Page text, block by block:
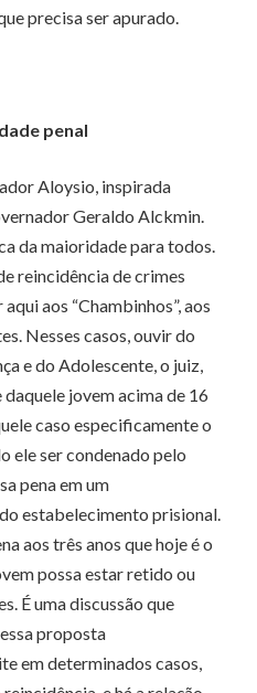
precisa ser apurado.
penal
Aloysio, inspirada
Geraldo Alckmin.
da maioridade para todos.
reincidência de crimes
aos “Chambinhos”, aos
Nesses casos, ouvir do
e do Adolescente, o juiz,
jovem acima de 16
caso especificamente o
ele ser condenado pelo
pena em um
estabelecimento prisional.
aos três anos que hoje é o
possa estar retido ou
É uma discussão que
proposta
em determinados casos,